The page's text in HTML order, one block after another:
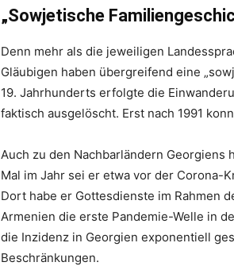
„Sowjetische
Denn mehr als die jeweiligen
Gläubigen haben übergreifend eine
19. Jahrhunderts erfolgte die
faktisch ausgelöscht. Erst nach 1991
Auch zu den Nachbarländern
Mal im Jahr sei er etwa vor der Corona-
Dort habe er Gottesdienste im Rahmen
Armenien die erste Pandemie-Welle in
die Inzidenz in Georgien exponentiell
Beschränkungen.